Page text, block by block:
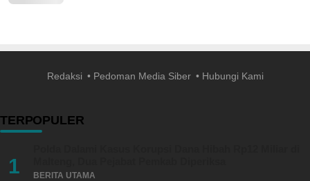
Redaksi Pedoman Media Siber Hubungi Kami
TERPOPULER
1 BERITA UTAMA